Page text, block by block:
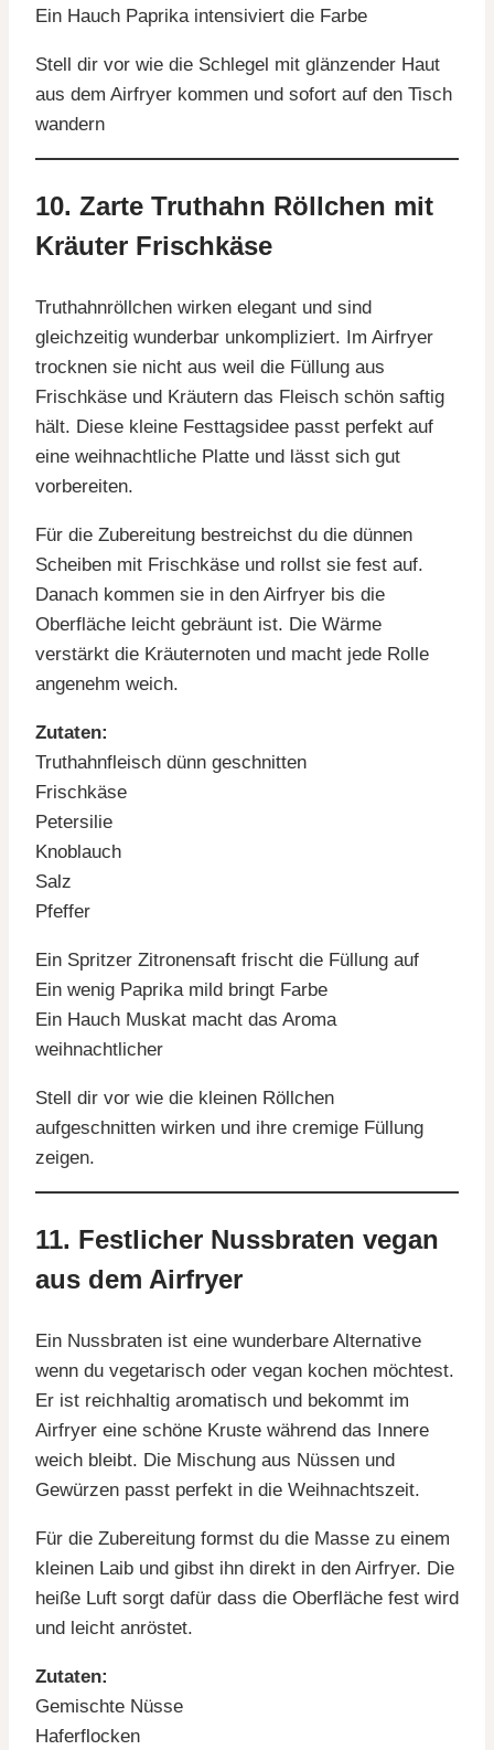
Ein Hauch Paprika intensiviert die Farbe
Stell dir vor wie die Schlegel mit glänzender Haut
aus dem Airfryer kommen und sofort auf den Tisch
wandern
10. Zarte Truthahn Röllchen mit
Kräuter Frischkäse
Truthahnröllchen wirken elegant und sind
gleichzeitig wunderbar unkompliziert. Im Airfryer
trocknen sie nicht aus weil die Füllung aus
Frischkäse und Kräutern das Fleisch schön saftig
hält. Diese kleine Festtagsidee passt perfekt auf
eine weihnachtliche Platte und lässt sich gut
vorbereiten.
Für die Zubereitung bestreichst du die dünnen
Scheiben mit Frischkäse und rollst sie fest auf.
Danach kommen sie in den Airfryer bis die
Oberfläche leicht gebräunt ist. Die Wärme
verstärkt die Kräuternoten und macht jede Rolle
angenehm weich.
Zutaten:
Truthahnfleisch dünn geschnitten
Frischkäse
Petersilie
Knoblauch
Salz
Pfeffer
Ein Spritzer Zitronensaft frischt die Füllung auf
Ein wenig Paprika mild bringt Farbe
Ein Hauch Muskat macht das Aroma
weihnachtlicher
Stell dir vor wie die kleinen Röllchen
aufgeschnitten wirken und ihre cremige Füllung
zeigen.
11. Festlicher Nussbraten vegan
aus dem Airfryer
Ein Nussbraten ist eine wunderbare Alternative
wenn du vegetarisch oder vegan kochen möchtest.
Er ist reichhaltig aromatisch und bekommt im
Airfryer eine schöne Kruste während das Innere
weich bleibt. Die Mischung aus Nüssen und
Gewürzen passt perfekt in die Weihnachtszeit.
Für die Zubereitung formst du die Masse zu einem
kleinen Laib und gibst ihn direkt in den Airfryer. Die
heiße Luft sorgt dafür dass die Oberfläche fest wird
und leicht anröstet.
Zutaten:
Gemischte Nüsse
Haferflocken